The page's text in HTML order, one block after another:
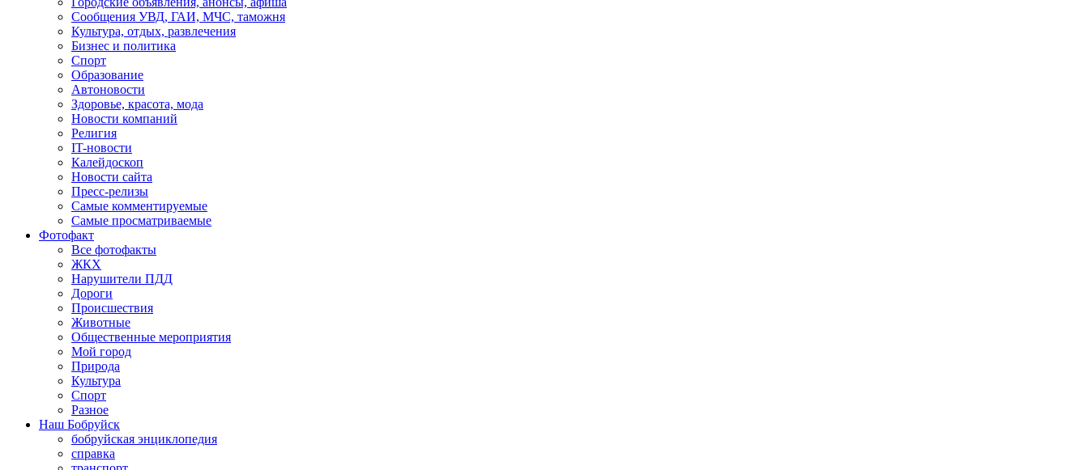
Сообщения УВД, ГАИ, МЧС, таможня
Культура, отдых, развлечения
Бизнес и политика
Спорт
Образование
Автоновости
Здоровье, красота, мода
Новости компаний
Религия
IT-новости
Калейдоскоп
Новости сайта
Пресс-релизы
Самые комментируемые
Самые просматриваемые
Фотофакт
Все фотофакты
ЖКХ
Нарушители ПДД
Дороги
Происшествия
Животные
Общественные мероприятия
Мой город
Природа
Культура
Спорт
Разное
Наш Бобруйск
бобруйская энциклопедия
справка